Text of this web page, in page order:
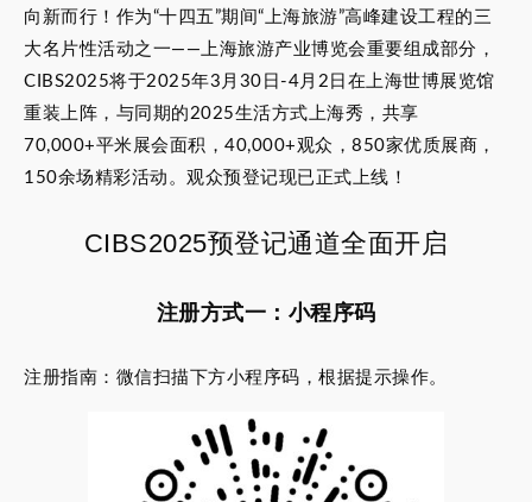
向新而行！作为“十四五”期间“上海旅游”高峰建设工程的三
大名片性活动之一——上海旅游产业博览会重要组成部分，
CIBS2025将于2025年3月30日-4月2日在上海世博展览馆
重装上阵，与同期的2025生活方式上海秀，共享
70,000+平米展会面积，40,000+观众，850家优质展商，
150余场精彩活动。观众预登记现已正式上线！
CIBS2025预登记通道全面开启
注册方式一：小程序码
注册指南：微信扫描下方小程序码，根据提示操作。